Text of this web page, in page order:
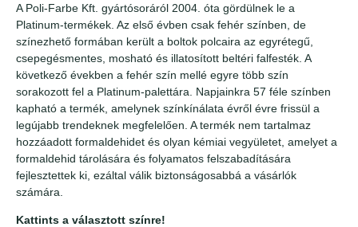
A Poli-Farbe Kft. gyártósoráról 2004. óta gördülnek le a
Platinum-termékek. Az első évben csak fehér színben, de
színezhető formában került a boltok polcaira az egyrétegű,
csepegésmentes, mosható és illatosított beltéri falfesték. A
következő években a fehér szín mellé egyre több szín
sorakozott fel a Platinum-palettára. Napjainkra 57 féle színben
kapható a termék, amelynek színkínálata évről évre frissül a
legújabb trendeknek megfelelően. A termék nem tartalmaz
hozzáadott formaldehidet és olyan kémiai vegyületet, amelyet a
formaldehid tárolására és folyamatos felszabadítására
fejlesztettek ki, ezáltal válik biztonságosabbá a vásárlók
számára.
Kattints a választott színre!